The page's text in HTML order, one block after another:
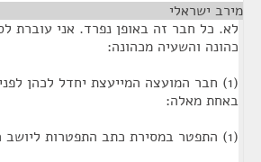
מירב ישראלי
כהונה והשעיה מכהונה:
(1) חבר המועצה המייעצת יחדל לכהן
באחת מאלה:
(1) התפטר במסירת כתב התפטרות ליושב ראש הכנסת